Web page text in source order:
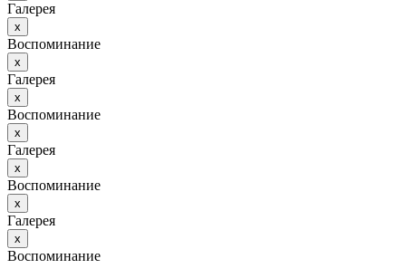
Галерея
х
Воспоминание
х
Галерея
х
Воспоминание
х
Галерея
х
Воспоминание
х
Галерея
х
Воспоминание